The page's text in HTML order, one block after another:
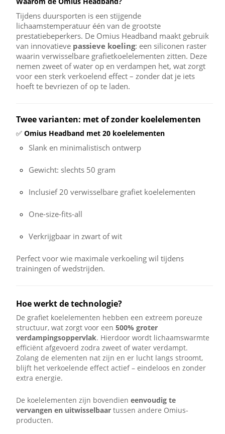
Tijdens duursporten is een stijgende
lichaamstemperatuur één van de grootste
prestatiebeperkers. De Omius Headband maakt gebruik
van innovatieve passieve koeling: een siliconen raster
waarin verwisselbare grafietkoelelementen zitten. Deze
nemen zweet of water op en verdampen het, wat zorgt
voor een sterk verkoelend effect – zonder dat je iets
hoeft te bevriezen of op te laden.
Twee varianten: met of zonder koelelementen
✅ Omius Headband met 20 koelelementen
Slank en minimalistisch ontwerp
Gewicht: slechts 50 gram
Inclusief 20 verwisselbare grafiet koelelementen
One-size-fits-all
Verkrijgbaar in zwart of wit
Perfect voor wie maximale verkoeling wil tijdens
trainingen of wedstrijden.
Hoe werkt de technologie?
De grafiet koelelementen hebben een extreem poreuze
structuur, wat zorgt voor een 500% groter
verdampingsoppervlak. Hierdoor wordt lichaamswarmte
efficiënt afgevoerd zodra zweet of water verdampt.
Zolang de elementen nat zijn en er lucht langs stroomt,
blijft het verkoelende effect actief – eindeloos en zonder
extra energie.
De koelelementen zijn bovendien eenvoudig te
vervangen en uitwisselbaar tussen andere Omius-
producten.